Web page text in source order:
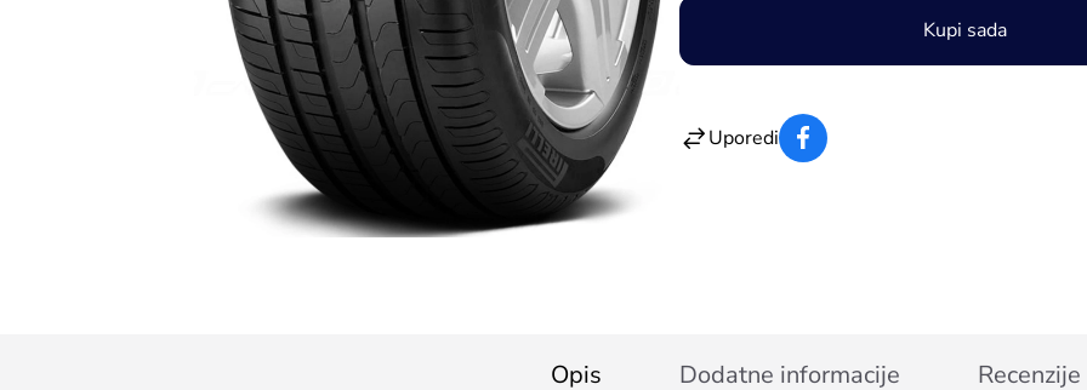
Kupi sada
Uporedi
Opis Dodatne informacije Recenzije